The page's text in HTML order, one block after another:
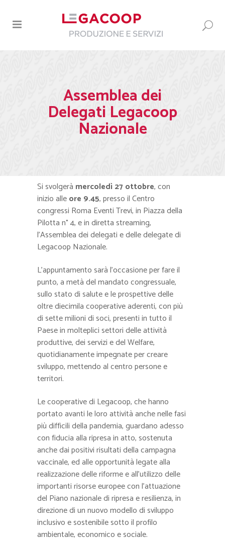
Assemblea dei
Delegati Legacoop
Nazionale
Si svolgerà mercoledì 27 ottobre, con
inizio alleore 9.45, presso il Centro
congressi Roma Eventi Trevi, in Piazza della
Pilotta n° 4, e in diretta streaming,
l’Assemblea dei delegati e delle delegate di
Legacoop Nazionale.
L’appuntamento sarà l’occasione per fare il
punto, a metà del mandato congressuale,
sullo stato di salute e le prospettive delle
oltre diecimila cooperative aderenti, con più
di sette milioni di soci, presenti in tutto il
Paese in molteplici settori delle attività
produttive, dei servizi e del Welfare,
quotidianamente impegnate per creare
sviluppo, mettendo al centro persone e
territori.
Le cooperative di Legacoop, che hanno
portato avanti le loro attività anche nelle fasi
più difficili della pandemia, guardano adesso
con fiducia alla ripresa in atto, sostenuta
anche dai positivi risultati della campagna
vaccinale, ed alle opportunità legate alla
realizzazione delle riforme e all’utilizzo delle
importanti risorse europee con l’attuazione
del Piano nazionale di ripresa e resilienza, in
direzione di un nuovo modello di sviluppo
inclusivo e sostenibile sotto il profilo
ambientale, economico e sociale.